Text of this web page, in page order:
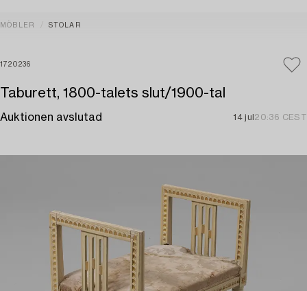
MÖBLER STOLAR
1720236
Taburett, 1800-talets slut/1900-tal
Auktionen avslutad 14 jul 20:36 CEST